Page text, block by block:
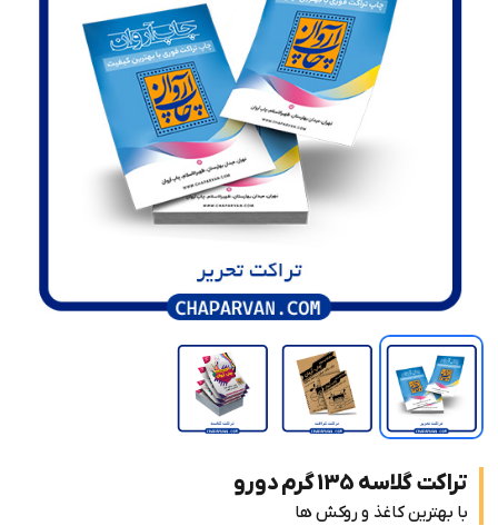
تراکت گلاسه 135 گرم دورو
با بهترین کاغذ و روکش ها